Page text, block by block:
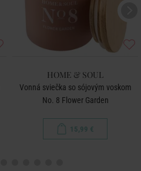
HOME & SOUL
Vonná sviečka so sójovým voskom
No. 8 Flower Garden
15,99 €